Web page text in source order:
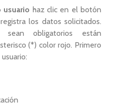
usuario haz clic en el botón
los datos solicitados.
obligatorios están
(*) color rojo. Primero